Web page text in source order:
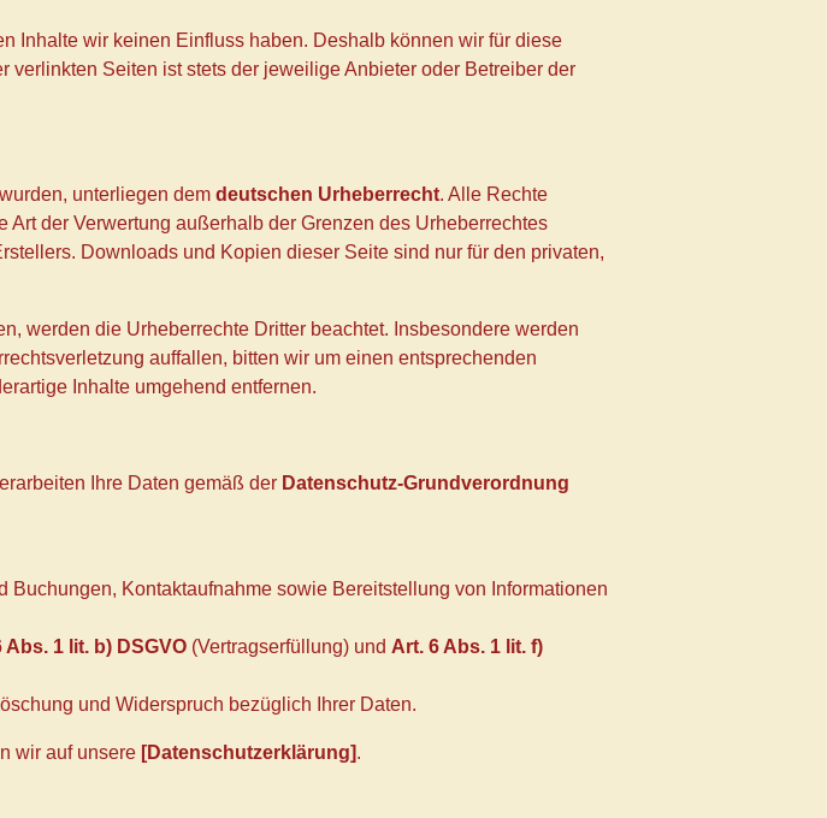
Inhalte wir keinen Einfluss haben. Deshalb können wir für diese
Seiten ist stets der jeweilige Anbieter oder Betreiber der
unterliegen dem deutschen Urheberrecht. Alle Rechte
der Verwertung außerhalb der Grenzen des Urheberrechtes
Downloads und Kopien dieser Seite sind nur für den privaten,
werden die Urheberrechte Dritter beachtet. Insbesondere werden
auffallen, bitten wir um einen entsprechenden
Inhalte umgehend entfernen.
Ihre Daten gemäß der Datenschutz-Grundverordnung
Buchungen, Kontaktaufnahme sowie Bereitstellung von Informationen
Abs. 1 lit. b) DSGVO (Vertragserfüllung) und Art. 6 Abs. 1 lit. f)
und Widerspruch bezüglich Ihrer Daten.
wir auf unsere [Datenschutzerklärung].